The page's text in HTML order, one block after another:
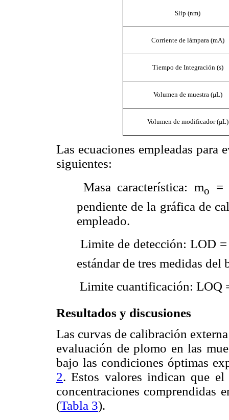
Slip (nm)
Corriente de lámpara (mA)
Tiempo de Integración (s)
Volumen de muestra (µL)
Volumende modificador (µL)
Las ecuaciones empleadas para
siguientes:
Masa característica: mo =
pendiente de la gráfica de
empleado.
Limite de detección: LOD =
estándar de tres medidas del
Limite cuantificación: LOQ
Resultados y discusiones
Las curvas de calibración
evaluación de plomo en las
bajo las condiciones óptimas
2. Estos valores indican que el
concentraciones comprendidas
(Tabla 3).